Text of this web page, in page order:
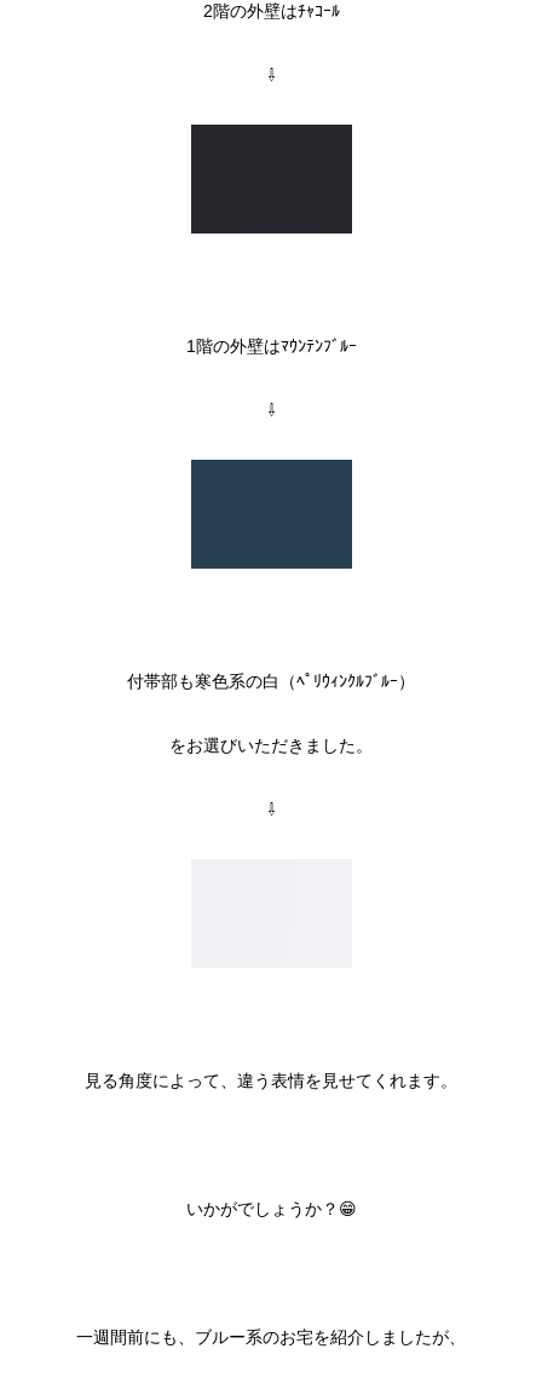
2階の外壁はﾁｬｺｰﾙ
⇩
1階の外壁はﾏｳﾝﾃﾝﾌﾞﾙｰ
⇩
付帯部も寒色系の白（ﾍﾟﾘｳｨﾝｸﾙﾌﾞﾙｰ）
をお選びいただきました。
⇩
見る角度によって、違う表情を見せてくれます。
いかがでしょうか？😁
一週間前にも、ブルー系のお宅を紹介しましたが、